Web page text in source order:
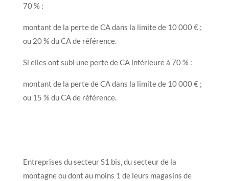
70 % :
montant de la perte de CA dans la limite de 10 000 € ;
ou 20 % du CA de référence.
Si elles ont subi une perte de CA inférieure à 70 % :
montant de la perte de CA dans la limite de 10 000 € ;
ou 15 % du CA de référence.
Entreprises du secteur S1 bis, du secteur de la
montagne ou dont au moins 1 de leurs magasins de